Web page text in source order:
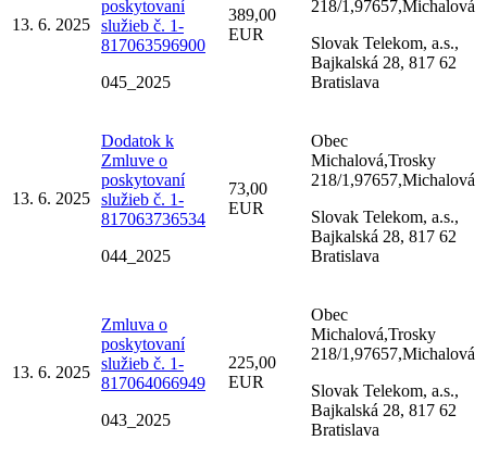
13. 6. 2025
poskytovaní
služieb č. 1-
817063596900
045_2025
389,00
EUR
218/1,97657,Michalová
Slovak Telekom, a.s.,
Bajkalská 28, 817 62
Bratislava
13. 6. 2025
Dodatok k
Zmluve o
poskytovaní
služieb č. 1-
817063736534
044_2025
73,00
EUR
Obec
Michalová,Trosky
218/1,97657,Michalová
Slovak Telekom, a.s.,
Bajkalská 28, 817 62
Bratislava
13. 6. 2025
Zmluva o
poskytovaní
služieb č. 1-
817064066949
043_2025
225,00
EUR
Obec
Michalová,Trosky
218/1,97657,Michalová
Slovak Telekom, a.s.,
Bajkalská 28, 817 62
Bratislava